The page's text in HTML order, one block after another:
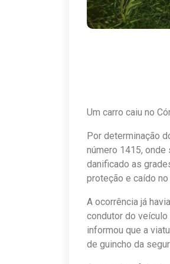
Um carro caiu no
Por determinação
número 1415, onde
danificado as
proteção e caído no
A ocorrência já
condutor do veículo
informou que a
de guincho da